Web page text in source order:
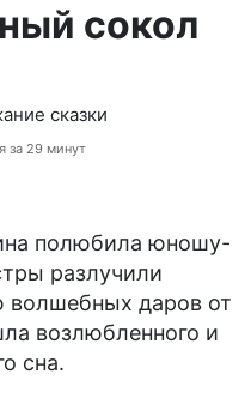
сокол
сказки
за 29 минут
полюбила юношу-
разлучили
даров от
возлюбленного и
сна.